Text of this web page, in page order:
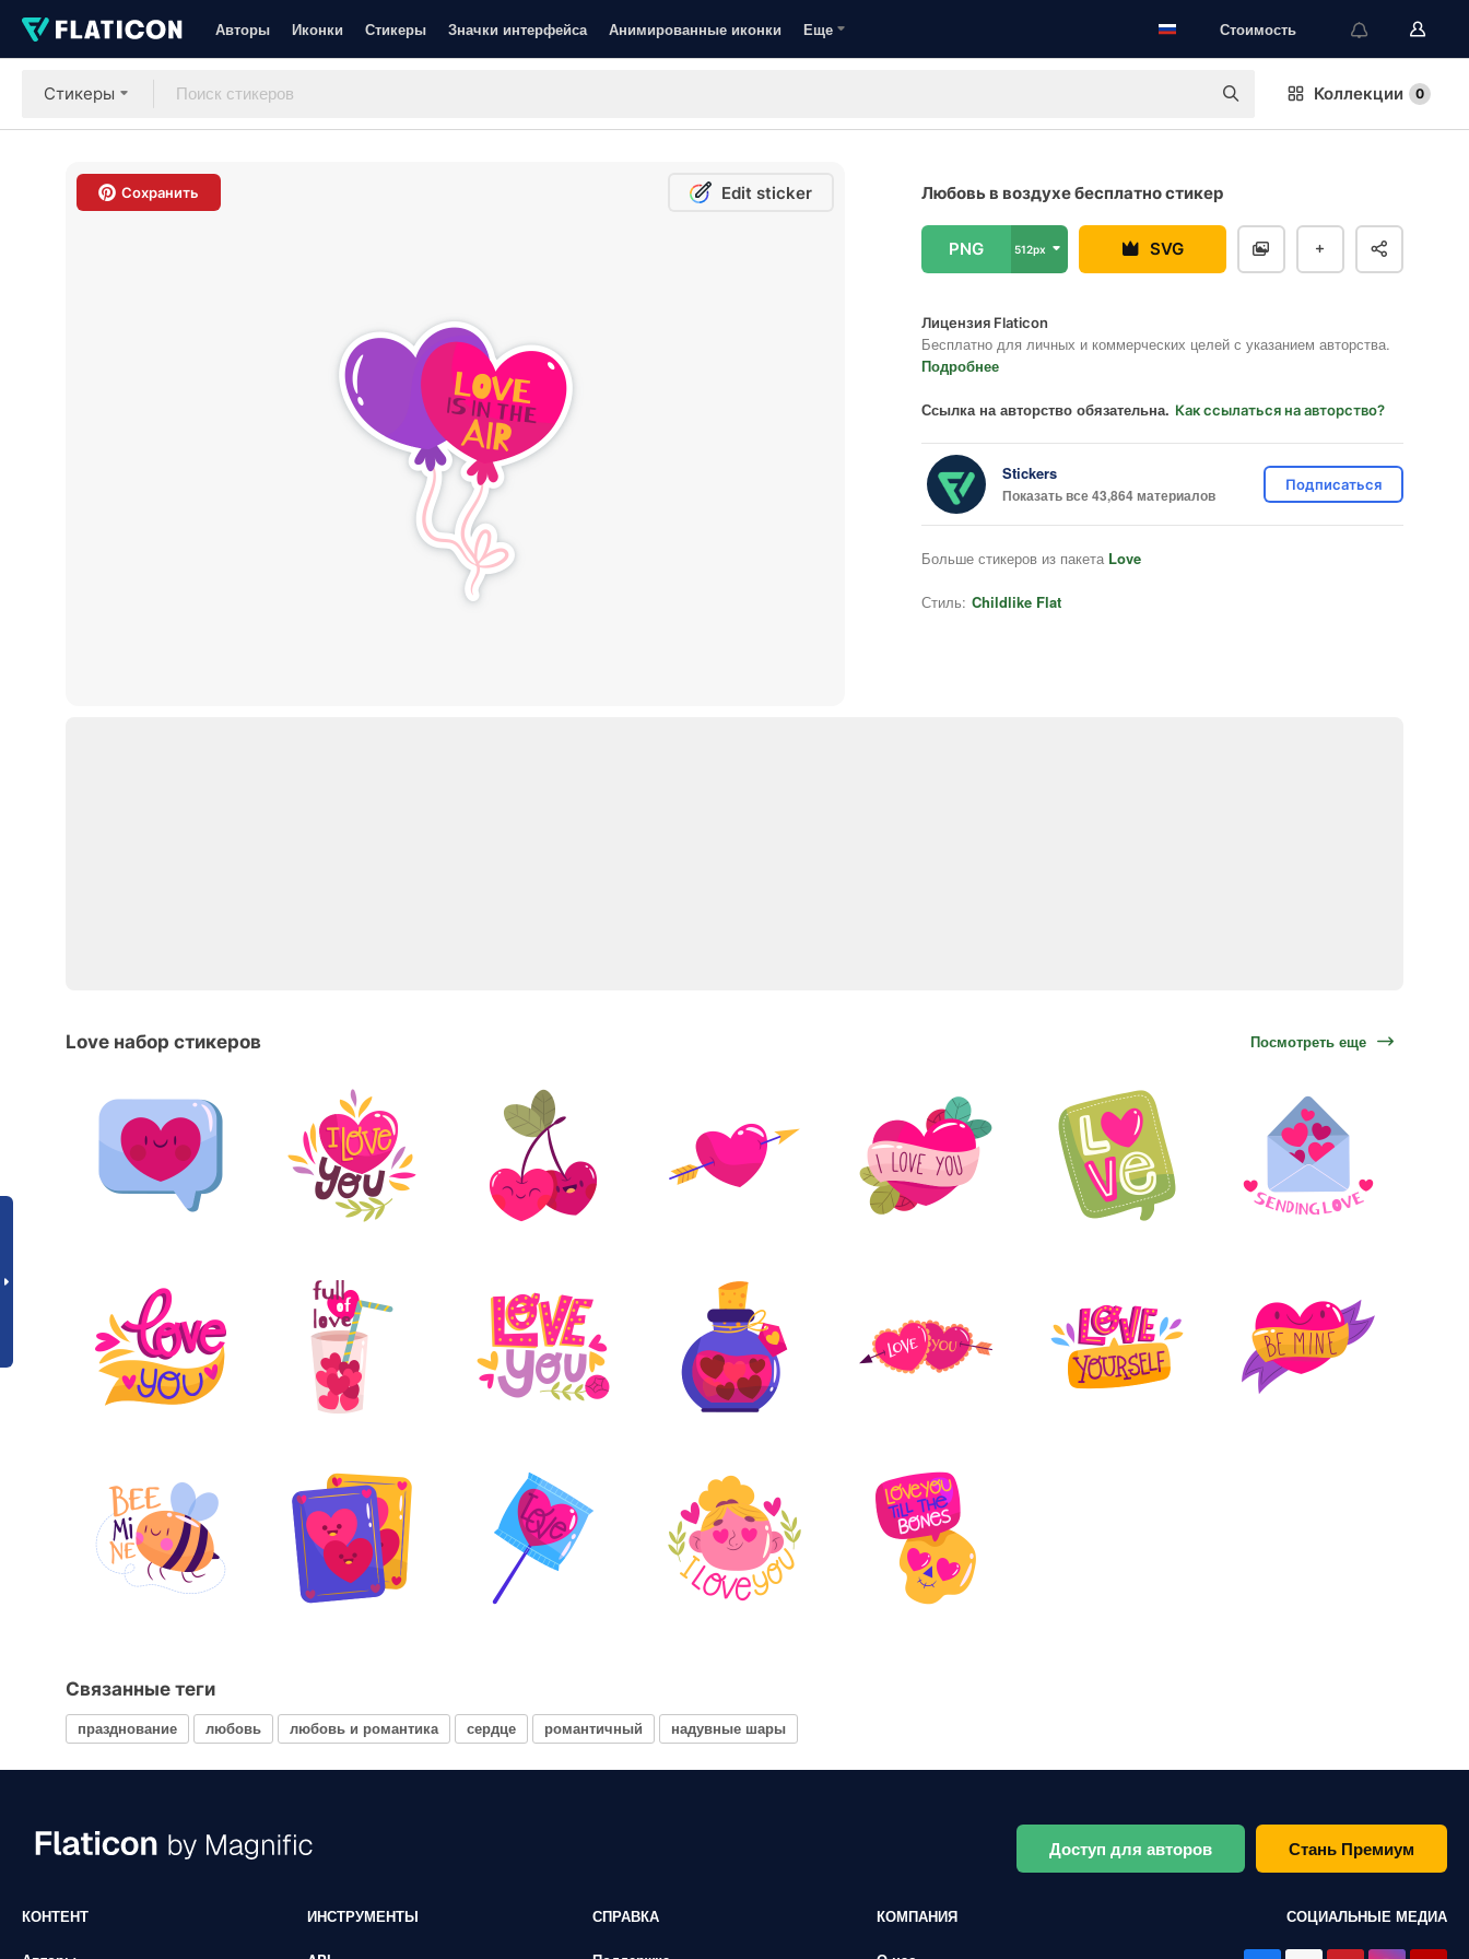
Авторы Иконки Стикеры Значки интерфейса Анимированные иконки Еще Стоимость
Стикеры Коллекции 0
Сохранить Edit sticker Любовь в воздухе бесплатно стикер
PNG 512px SVG
Лицензия Flaticon
Бесплатно для личных и коммерческих целей с указанием авторства.
Подробнее
Ссылка на авторство обязательна. Как ссылаться на авторство?
Stickers
Показать все 43,864 материалов
Подписаться
Больше стикеров из пакета Love
Стиль: Childlike Flat
Love набор стикеров Посмотреть еще
Связанные теги
празднование любовь любовь и романтика сердце романтичный надувные шары
Доступ для авторов Стань Премиум
КОНТЕНТ ИНСТРУМЕНТЫ СПРАВКА КОМПАНИЯ СОЦИАЛЬНЫЕ МЕДИА